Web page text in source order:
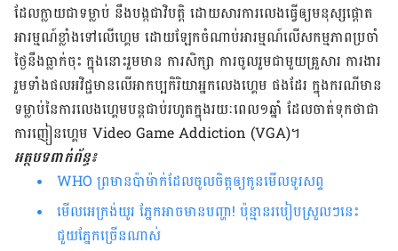
ដែល​ក្លាយ​ជា​ទម្លាប់ នឹង​បង្ក​ជា​វិបត្តិ​ ដោយ​សារ​​ការ​លេង​ធ្វើ​​​ឲ្យ​មនុស្ស​ផ្តោត​
អារម្មណ៍​ខ្លាំង​ទៅ​លើ​ហ្គេម ដោយ​ឡែក​ចំណាប់​អារម្មណ៍​លើ​សកម្មភាព​ប្រចាំ​
ថ្ងៃ​នឹង​ធ្លាក់​ចុះ ក្នុង​នោះ​រួម​មាន​​​ ការ​​សិក្សា ការ​ចូល​រួម​ជា​មួយ​គ្រួសារ ការងារ
រួម​ទាំង​ផល​អវិជ្ជមាន​លើ​អាកប្បកិរិយា​អ្នក​លេង​ហ្គេម​ ផង​ដែរ​ ក្នុង​ករណី​​​មាន​
ទម្លាប់​នៃ​ការ​លេង​ហ្គេម​បន្ត​ជាប់​រហូត​​​​ក្នុង​រយៈ​ពេល​១​ឆ្នាំ​ ដែល​ចាត់​ទុក​​ថា​ជា​
ការ​ញៀន​ហ្គេម Video Game Addiction (VGA)​។
អត្ថបទពាក់ព័ន្ធ៖
WHO ​ព្រមានប៉ាម៉ាក់ដែលចូល​ចិត្ត​ឲ្យ​កូន​មើលទូរសព្ទ
មើល​អេក្រង់​យូរ ភ្នែក​អាច​មាន​បញ្ហា! ប៉ុន្មាន​របៀប​ស្រួលៗ​នេះ
ជួយ​ភ្នែក​ច្រើន​ណាស់